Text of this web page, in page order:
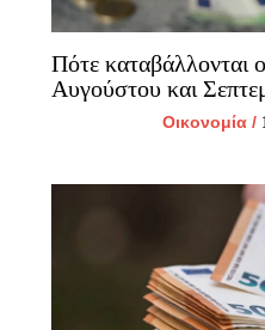
Πότε καταβάλλονται
Αυγούστου και
Οικονομία/